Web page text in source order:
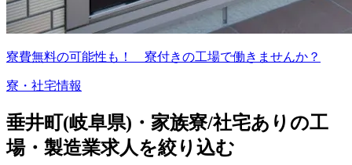
寮費無料の可能性も！ 寮付きの工場で働きませんか？
寮・社宅情報
垂井町(岐阜県)・家族寮/社宅ありの工
場・製造業求人を絞り込む